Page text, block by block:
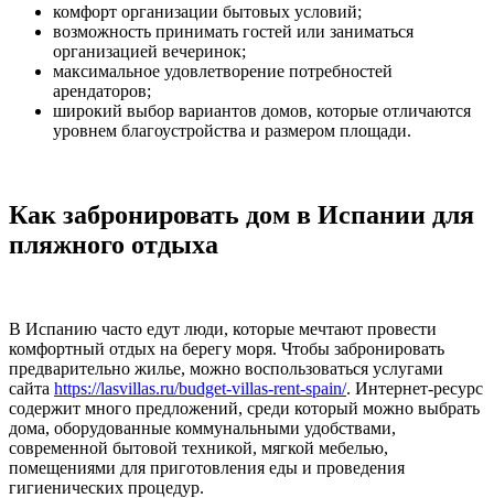
комфорт организации бытовых условий;
возможность принимать гостей или заниматься
организацией вечеринок;
максимальное удовлетворение потребностей
арендаторов;
широкий выбор вариантов домов, которые отличаются
уровнем благоустройства и размером площади.
Как забронировать дом в Испании для
пляжного отдыха
В Испанию часто едут люди, которые мечтают провести
комфортный отдых на берегу моря. Чтобы забронировать
предварительно жилье, можно воспользоваться услугами
сайта https://lasvillas.ru/budget-villas-rent-spain/. Интернет-ресурс
содержит много предложений, среди который можно выбрать
дома, оборудованные коммунальными удобствами,
современной бытовой техникой, мягкой мебелью,
помещениями для приготовления еды и проведения
гигиенических процедур.